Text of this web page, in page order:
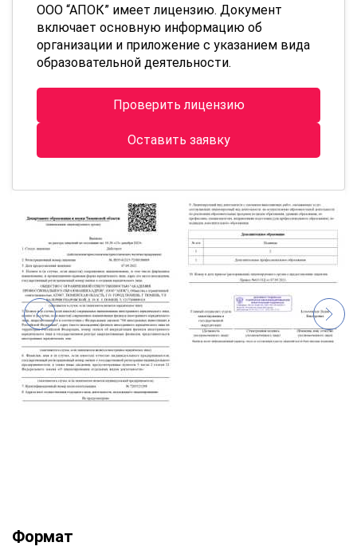
ООО “АПОК” имеет лицензию. Документ
включает основную информацию об
организации и приложение с указанием вида
образовательной деятельности.
Проверить лицензию
Оставить заявку
Формат